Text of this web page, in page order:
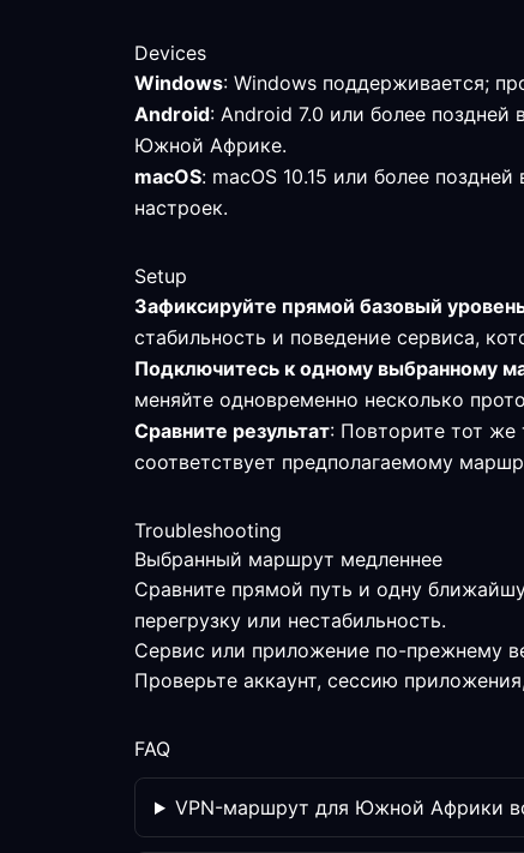
Devices
Windows: Windows поддерживается;
Android: Android 7.0 или более
Южной Африке.
macOS: macOS 10.15 или более
настроек.
Setup
Зафиксируйте прямой базовый
стабильность и поведение сервиса,
Подключитесь к одному выбранному
меняйте одновременно несколько
Сравните результат: Повторите тот же
соответствует предполагаемому
Troubleshooting
Выбранный маршрут медленнее
Сравните прямой путь и одну
перегрузку или нестабильность.
Сервис или приложение по-прежнему
Проверьте аккаунт, сессию
FAQ
VPN-маршрут для Южной Африки